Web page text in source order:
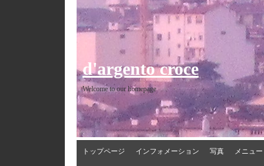
d'argento croce
Welcome to our homepage
トップページ インフォメーション 写真 メニュー